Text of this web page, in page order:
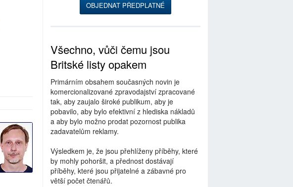
OBJEDNAT PŘEDPLATNÉ
Všechno, vůči čemu jsou
Britské listy opakem
Primárním obsahem současných novin je
komercionalizované zpravodajství zpracované
tak, aby zaujalo široké publikum, aby je
pobavilo, aby bylo efektivní z hlediska nákladů
a aby bylo možno prodat pozornost publika
zadavatelům reklamy.
Výsledkem je, že jsou přehlíženy příběhy, které
by mohly pohoršit, a přednost dostávají
příběhy, které jsou přijatelné a zábavné pro
větší počet čtenářů.